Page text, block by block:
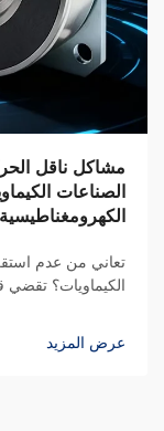
مشاكل ناقل
الصناعات
تعاني من عدم
اكتشف كيف تحقق
99.8٪ — طلب ورقة المواصفات اليوم.
عرض المزيد